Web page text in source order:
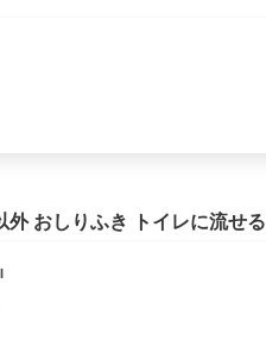
外 おしりふき トイレに流せる